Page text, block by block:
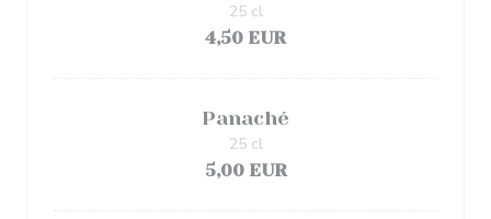
4,50 EUR
25 cl
Panaché
5,00 EUR
25 cl